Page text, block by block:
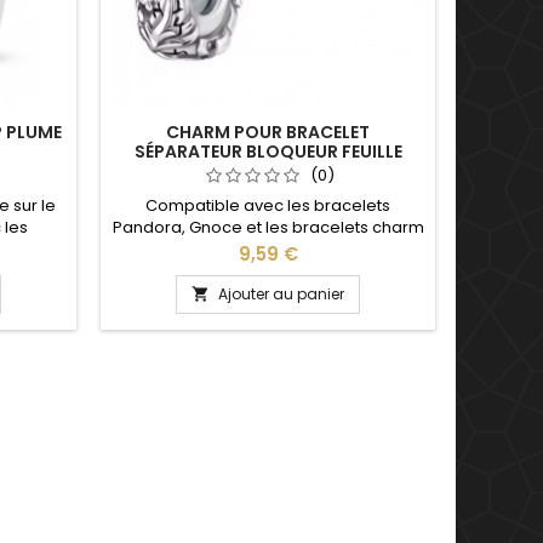
PLUME
sur le
les
CHARM POUR BRACELET
SÉPARATEUR BLOQUEUR FEUILLE
(0)
Compatible avec les bracelets
Pandora, Gnoce et les bracelets charm
de notre site idéal pour : Noël, Saint
Valentin, anniversaire, anniversaire de
mariage
Prix
9,59 €
 Ajouter au panier